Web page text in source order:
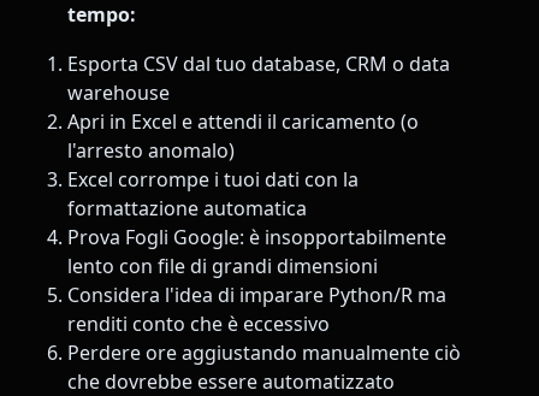
tempo:
Esporta CSV dal tuo database, CRM o data
warehouse
Apri in Excel e attendi il caricamento (o
l'arresto anomalo)
Excel corrompe i tuoi dati con la
formattazione automatica
Prova Fogli Google: è insopportabilmente
lento con file di grandi dimensioni
Considera l'idea di imparare Python/R ma
renditi conto che è eccessivo
Perdere ore aggiustando manualmente ciò
che dovrebbe essere automatizzato